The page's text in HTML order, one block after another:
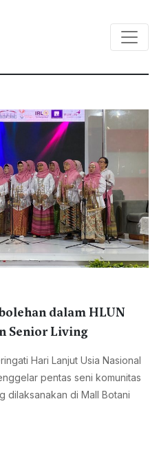
dalam HLUN
Senior Living
Hari Lanjut Usia Nasional
pentas seni komunitas
dilaksanakan di Mall Botani